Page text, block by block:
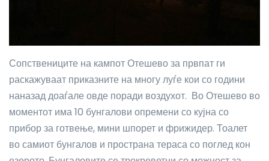
Сопствениците на кампот Отешево за првпат ги
раскажуваат приказните на многу луѓе кои со години
наназад доаѓале овде поради воздухот. Во Отешево во
моментот има 10 бунгалови опремени со кујна со
прибор за готвење, мини шпорет и фрижидер. Тоалет
во самиот бунгалов и пространа тераса со поглед кон